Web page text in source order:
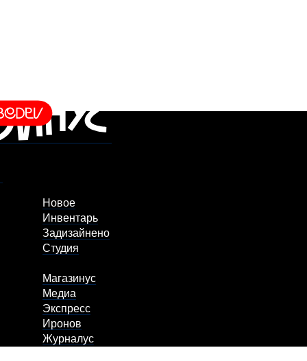
Новое
Инвентарь
Задизайнено
Студия
Магазинус
Медиа
Экспресс
Иронов
Журналус